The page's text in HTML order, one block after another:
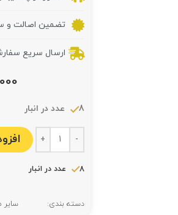
تضمین اصالت و
ارسال سریع
8 عدد در انبار
8 عدد در انبار
دسته بندی: سایر